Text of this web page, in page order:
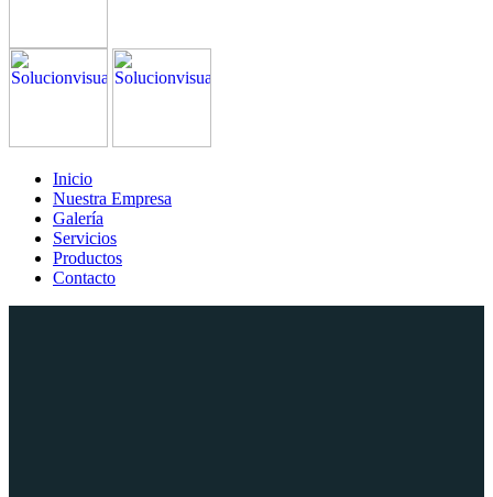
Inicio
Nuestra Empresa
Galería
Servicios
Productos
Contacto